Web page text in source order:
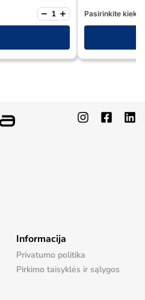
− + Pasirinkite kiekį
Informacija
Privatumo politika
Pirkimo taisyklės ir sąlygos